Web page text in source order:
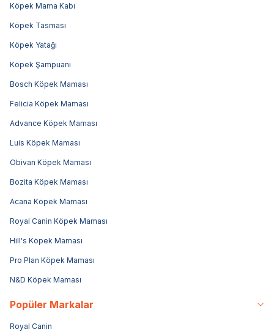
Köpek Mama Kabı
Köpek Tasması
Köpek Yatağı
Köpek Şampuanı
Bosch Köpek Maması
Felicia Köpek Maması
Advance Köpek Maması
Luis Köpek Maması
Obivan Köpek Maması
Bozita Köpek Maması
Acana Köpek Maması
Royal Canin Köpek Maması
Hill's Köpek Maması
Pro Plan Köpek Maması
N&D Köpek Maması
Popüler Markalar
Royal Canin